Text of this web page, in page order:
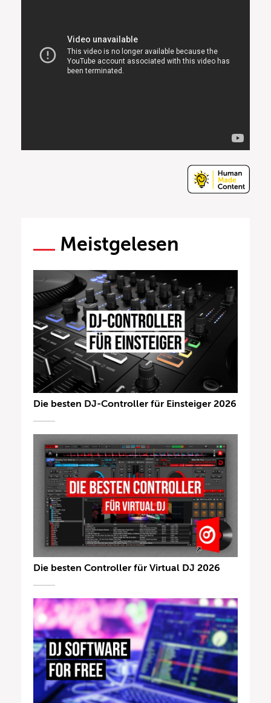
Meistgelesen
Die besten DJ-Controller für Einsteiger 2026
Die besten Controller für Virtual DJ 2026